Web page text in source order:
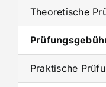
Theoretische
Praktische